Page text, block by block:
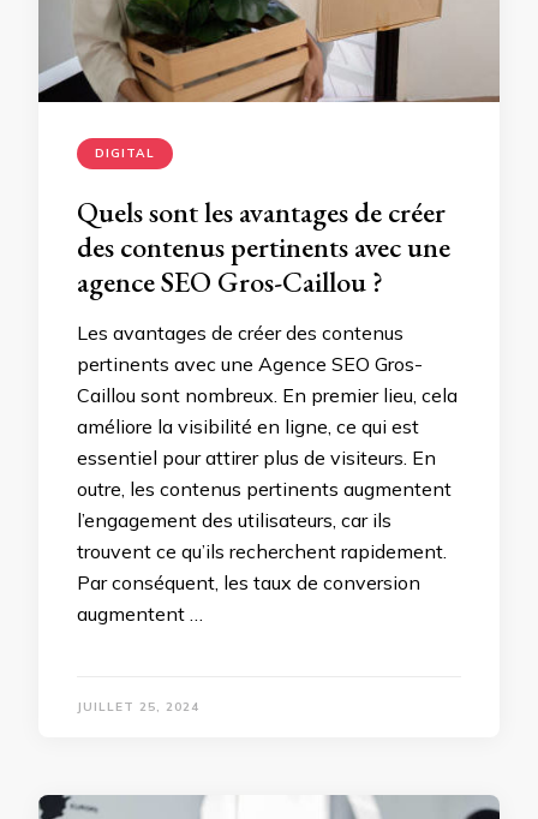
DIGITAL
Quels sont les avantages de créer
des contenus pertinents avec une
agence SEO Gros-Caillou ?
Les avantages de créer des contenus
pertinents avec une Agence SEO Gros-
Caillou sont nombreux. En premier lieu, cela
améliore la visibilité en ligne, ce qui est
essentiel pour attirer plus de visiteurs. En
outre, les contenus pertinents augmentent
l’engagement des utilisateurs, car ils
trouvent ce qu’ils recherchent rapidement.
Par conséquent, les taux de conversion
augmentent …
JUILLET 25, 2024